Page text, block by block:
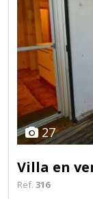
27
Villa en
Ref. 316